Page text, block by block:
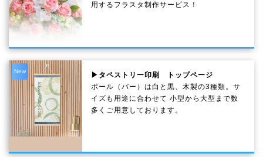
用するフラスタ制作サービス！
New
▶タペストリー印刷 トップページ
ポール（バー）は白と黒、木製の3種類。サ
イズも用途に合わせて 小型から大型まで数
多くご用意しております。